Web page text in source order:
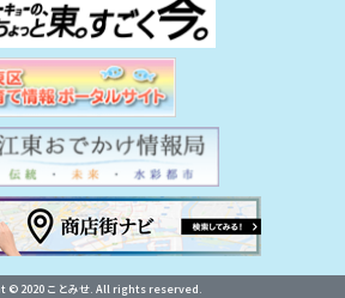
© 2020 ことみせ. All rights reserved.